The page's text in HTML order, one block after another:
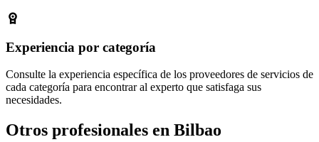
Experiencia por categoría
Consulte la experiencia específica de los proveedores de servicios de
cada categoría para encontrar al experto que satisfaga sus
necesidades.
Otros profesionales en Bilbao